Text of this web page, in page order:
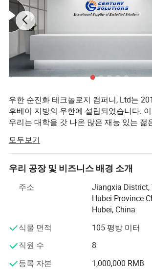
우한 순진화 테크놀로지 컴퍼니, Ltd는
후베이 지방의 우한에 설립되었습니다.
우리는 대학을 갓 나온 많은 재능 있는 젊
입니다. 수년 간 개발되면서 전 세계 하이
임베디드, 전자 및 휴대용 솔루션을 제공
테크 기술의 빠른 속도를 따라가는데 전념
에어 프로덕츠 는 안정적인 공급망을 보유
어 프로덕츠의 제품은 CE, FCC RoHS 및
받았습니다. 주요 제품에는 개발 보드(라
및 안드로이드 자동) 및 기타 전자 장치(유
선 이어폰)가 있습니다.
단일 보드 컴퓨터(SBC)는 단일 회로 보드
모두보기
우리 공장 및 비즈니스 배경 소개
주소
Jiangxia District,
Hubei Province
Hubei, China
식물 면적
105 평방 미터
직원 수
8
등록 자본
1,000,000 RMB